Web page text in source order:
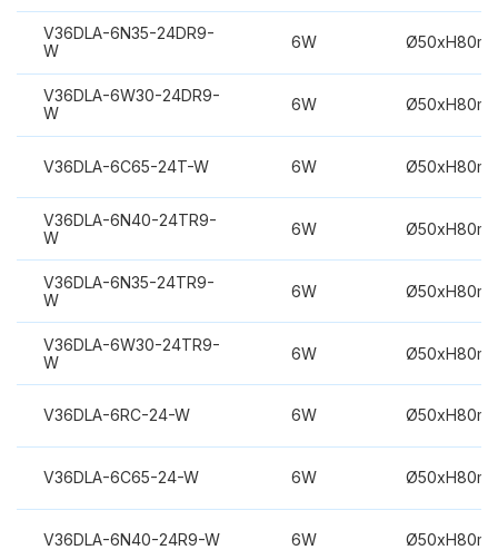
V36DLA-6N35-24DR9-
W
6W
V36DLA-6W30-24DR9-
W
6W
V36DLA-6C65-24T-W 6W
V36DLA-6N40-24TR9-
W
6W
V36DLA-6N35-24TR9-
W
6W
V36DLA-6W30-24TR9-
W
6W
V36DLA-6RC-24-W 6W
V36DLA-6C65-24-W 6W
V36DLA-6N40-24R9-W 6W